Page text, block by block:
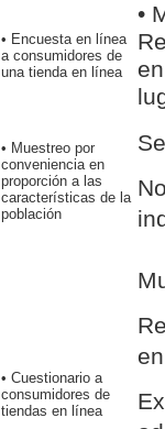
• Encuesta en línea
a consumidores de
una tienda en línea
•
• Muestreo por
conveniencia en
proporción a las
características de la
población
• Cuestionario a
consumidores de
tiendas en línea